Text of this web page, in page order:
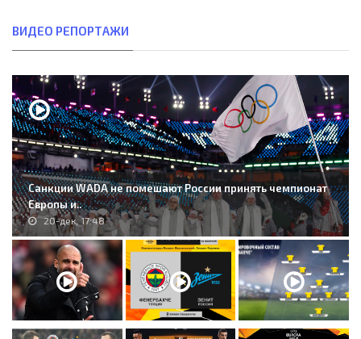
ВИДЕО РЕПОРТАЖИ
Санкции WADA не помешают России принять чемпионат
Европы и..
20-дек, 17:48